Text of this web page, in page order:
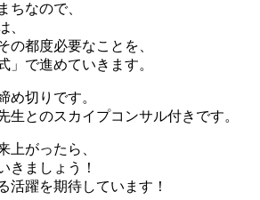
ちなので、
、
の都度必要なことを、
」で進めていきます。
め切りです。
生とのスカイプコンサル付きです。
上がったら、
きましょう！
活躍を期待しています！